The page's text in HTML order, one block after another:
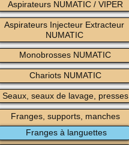
Aspirateurs NUMATIC / VIPER
Aspirateurs Injecteur Extracteur
NUMATIC
Monobrosses NUMATIC
Chariots NUMATIC
Seaux, seaux de lavage, presses
Franges, supports, manches
Franges à languettes